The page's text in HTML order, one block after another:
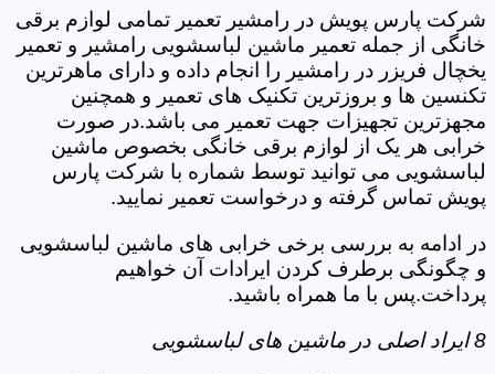
شرکت پارس پویش در رامشیر تعمیر تمامی لوازم برقی
خانگی از جمله تعمیر ماشین لباسشویی رامشیر و تعمیر
یخچال فریزر در رامشیر را انجام داده و دارای ماهرترین
تکنسین ها و بروزترین تکنیک های تعمیر و همچنین
مجهزترین تجهیزات جهت تعمیر می باشد.در صورت
خرابی هر یک از لوازم برقی خانگی بخصوص ماشین
لباسشویی می توانید توسط شماره با شرکت پارس
پویش تماس گرفته و درخواست تعمیر نمایید.
در ادامه به بررسی برخی خرابی های ماشین لباسشویی
و چگونگی برطرف کردن ایرادات آن خواهیم
پرداخت.پس با ما همراه باشید.
8 ایراد اصلی در ماشین های لباسشویی